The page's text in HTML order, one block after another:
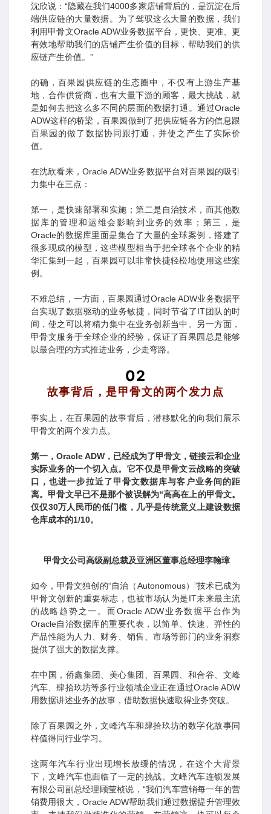
沈欣说：“隐藏在我们4000多家店铺背后的，是沉淀在后
端供应链的大量数据。为了驾驭这么大量的数据，我们
利用甲骨文Oracle ADW业务数据平台，更快、更准、更
有效地帮助我们的店铺产生价值的目标，帮助我们的供
应链产生价值。”
的确，百果园供应链的生态圈中，不仅有上游生产基
地，合作供货商，也有大量下游的顾客，最大挑战，就
是如何去把这么多不同的层面的数据打通。通过Oracle
ADW这样的桥梁，百果园做到了把供应链各方的信息跟
百果园的做了数据协同跟打通，并使之产生了实际价
值。
在沈欣看来，Oracle ADW业务数据平台对百果园的吸引
力集中在三点：
第一，是快速部署和实施；第二是自治技术，而其他数
据库的管理和运维会影响到业务的效率；第三，是
Oracle的数据库里面是集合了大量的全球案例，搭建了
很多现成的模型，这些模型相当于把全球各个企业的精
华汇集到一起，百果园可以非常快捷轻松地使用这些案
例。
不难总结，一方面，百果园通过Oracle ADW业务数据平
台实现了数据驱动的业务敏捷，同时节省了IT团队的时
间，使之可以将精力集中在业务创新当中。另一方面，
甲骨文服务于全球企业的经验，保证了百果园总是能够
以最合理的方式推进业务，少走弯路。
02
故事背后，是甲骨文的两个发力点
事实上，在百果园的故事背后，潜移默化的向我们展示
甲骨文的两个发力点。
第一，Oracle ADW，已经成为了甲骨文，链接云和企业
实际业务的一个切入点。它不仅是甲骨文云战略的突破
口，也进一步拉近了甲骨文数据库与客户业务间的距
离。甲骨文早已不是那个被误解为“高高在上的甲骨文。
仅仅30万人民币的低门槛，几乎是传统意义上建设数据
仓库成本的1/10。
甲骨文公司高级副总裁及亚洲区董事总经理李翰璋
如今，甲骨文独创的“自治（Autonomous）”技术已成为
甲骨文创新的重要标志，也被市场认为是IT未来最主流
的战略趋势之一。而Oracle ADW业务数据平台作为
Oracle自治数据库的重要代表，以简单、快速、弹性的
产品性能为人力、财务、销售、市场等部门的业务洞察
提供了强大的数据支撑。
在中国，侨鑫集团、美心集团、百果园、和合谷、文峰
汽车、肆拾玖坊等多行业领域企业正在通过Oracle ADW
用数据讲述业务的故事，借助数据快速取得业务突破。
除了百果园之外，文峰汽车和肆拾玖坊的数字化故事同
样值得同行业学习。
这两年汽车行业出现增长放缓的情况，在这个大背景
下，文峰汽车也面临了一定的挑战。文峰汽车连锁发展
有限公司副总经理顾莹桢说，“我们汽车营销每一年的营
销费用很大，Oracle ADW帮助我们通过数据提升管理效